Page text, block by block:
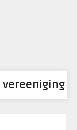
vereeniging